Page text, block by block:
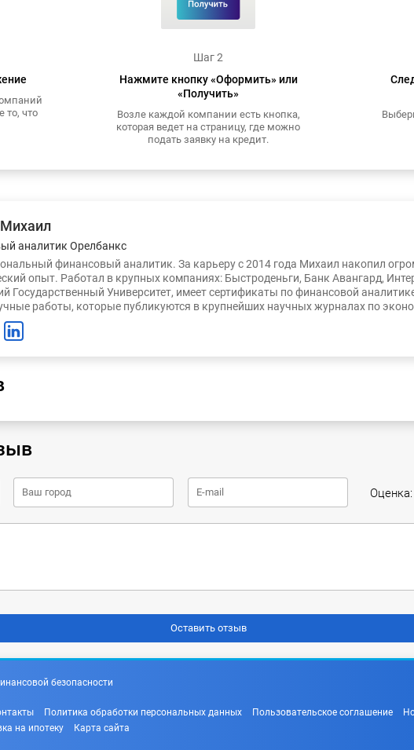
то, что
Шаг 2
Нажмите кнопку «Оформить» или
«Получить»
Возле каждой компании есть кнопка,
которая ведет на страницу, где можно
подать заявку на кредит.
аналитик Орелбанкс
финансовый аналитик. За карьеру с 2014 года Михаил накопил
опыт. Работал в крупных компаниях: Быстроденьги, Банк Авангард,
Государственный Университет, имеет сертификаты по финансовой
работы, которые публикуются в крупнейших научных журналах по
Оценка:
безопасности
Политика обработки персональных данных Пользовательское соглашение
на ипотеку Карта сайта